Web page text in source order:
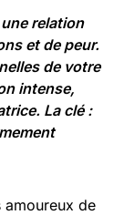
relation
et de peur.
de votre
intense,
La clé :
amoureux de